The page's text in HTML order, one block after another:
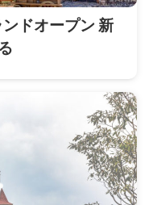
ンドオープン 新